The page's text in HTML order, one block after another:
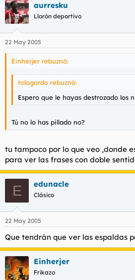
aurresku
Llorón deportivo
22 May 2005
Einherjer rebuznó:
tologordo rebuznó:
Espero que le hayas destrozado los
Tú no lo has pillado no?
tu tampoco por lo que veo ,donde
para ver las frases con doble
E edunacle
Clásico
22 May 2005
Que tendrán que ver las espaldas
Einherjer
Frikazo